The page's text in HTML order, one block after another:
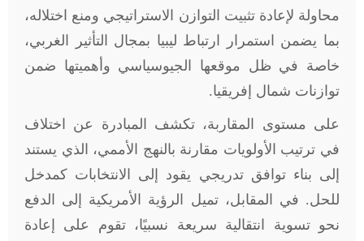
محاولة لإعادة تثبيت التوازن الاستراتيجي ومنع اختلاله،
بما يضمن استمرار ارتباط ليبيا بمجال التأثير الغربي،
خاصة في ظل موقعها الجيوسياسي وأهميتها ضمن
توازنات شمال إفريقيا.
على مستوى المقاربة، تكشف المبادرة عن اختلاف
في ترتيب الأولويات مقارنة بالنهج الأممي، الذي يستند
إلى بناء توافق تدريجي يقود إلى الانتخابات كمدخل
للحل. في المقابل، تميل الرؤية الأمريكية إلى الدفع
نحو تسوية انتقالية سريعة نسبيًا، تقوم على إعادة